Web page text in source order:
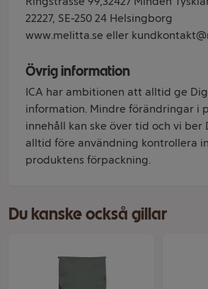
22227, SE-250 24 Helsingborg
www.melitta.se eller
Övrig information
ICA har ambitionen att alltid ge
information. Mindre förändringar i
innehåll kan ske över tid och vi ber
alltid före användning kontrollera
produktens förpackning.
Du kanske också gillar